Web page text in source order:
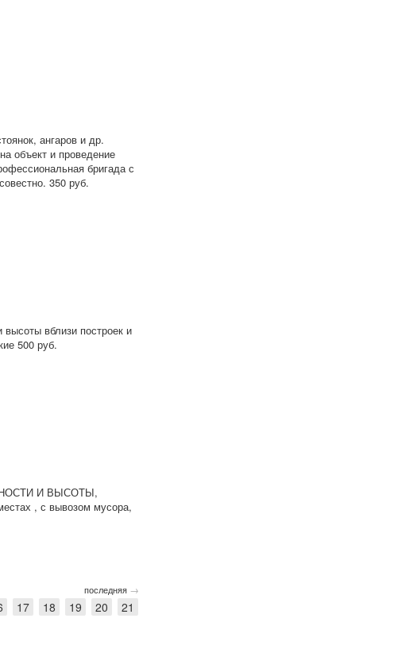
ангаров и др.
объект и проведение
бригада с
350 руб.
вблизи построек и
500 руб.
И ВЫСОТЫ,
, с вывозом мусора,
последняя →
17 18 19 20
21